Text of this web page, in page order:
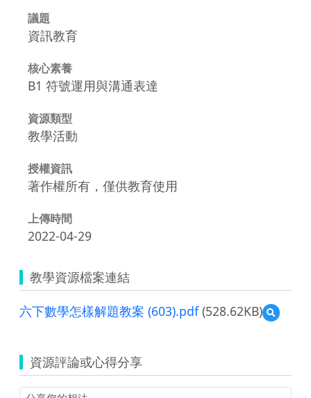
議題
資訊教育
核心素養
B1 符號運用與溝通表達
資源類型
教學活動
授權資訊
著作權所有，僅供教育使用
上傳時間
2022-04-29
教學資源檔案連結
六下數學怎樣解題教案 (603).pdf(528.62KB)
預
覽
學
怎
資源評論或心得分享